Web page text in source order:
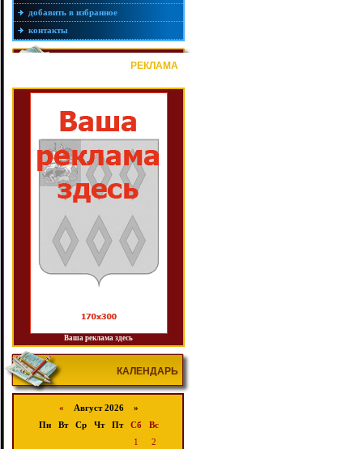
добавить в избранное
контакты
РЕКЛАМА
Ваша реклама здесь
КАЛЕНДАРЬ
« Август 2026 »
Пн
Вт Ср Чт Пт Сб
Вс
1
2